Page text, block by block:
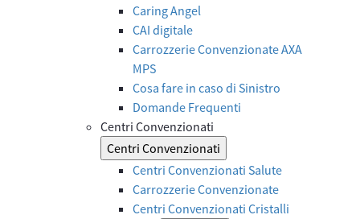
Caring Angel
CAI digitale
Carrozzerie Convenzionate AXA
MPS
Cosa fare in caso di Sinistro
Domande Frequenti
Centri Convenzionati
Centri Convenzionati
Centri Convenzionati Salute
Carrozzerie Convenzionate
Centri Convenzionati Cristalli